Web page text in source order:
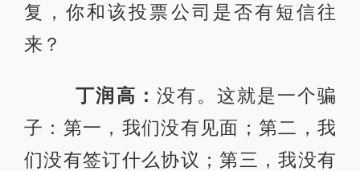
复，你和该投票公司是否有短信往
来？
丁润高： 没有。这就是一个骗
子：第一，我们没有见面；第二，我
们没有签订什么协议；第三，我没有